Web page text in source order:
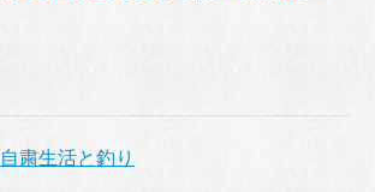
自粛生活と釣り